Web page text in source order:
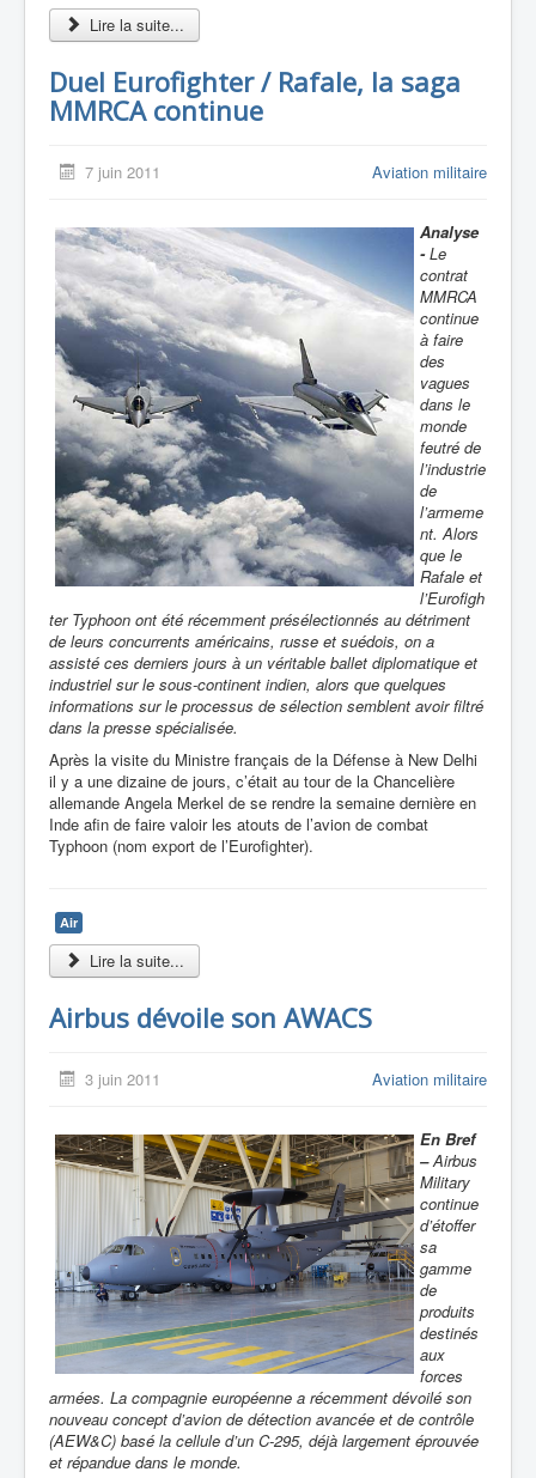
Lire la suite...
Duel Eurofighter / Rafale, la saga
MMRCA continue
7 juin 2011 Aviation militaire
Analyse
-Le
contrat
MMRCA
continue
à faire
des
vagues
dans le
monde
feutré de
l’industrie
de
l’armeme
nt. Alors
que le
Rafale et
l’Eurofigh
ter Typhoon ont été récemment présélectionnés au détriment
de leurs concurrents américains, russe et suédois, on a
assisté ces derniers jours à un véritable ballet diplomatique et
industriel sur le sous-continent indien, alors que quelques
informations sur le processus de sélection semblent avoir filtré
dans la presse spécialisée.
Après la visite du Ministre français de la Défense à New Delhi
il y a une dizaine de jours, c’était au tour de la Chancelière
allemande Angela Merkel de se rendre la semaine dernière en
Inde afin de faire valoir les atouts de l’avion de combat
Typhoon (nom export de l’Eurofighter).
Air
Lire la suite...
Airbus dévoile son AWACS
3 juin 2011 Aviation militaire
En Bref
–Airbus
Military
continue
d’étoffer
sa
gamme
de
produits
destinés
aux
forces
armées. La compagnie européenne a récemment dévoilé son
nouveau concept d’avion de détection avancée et de contrôle
(AEW&C) basé la cellule d’un C-295, déjà largement éprouvée
et répandue dans le monde.